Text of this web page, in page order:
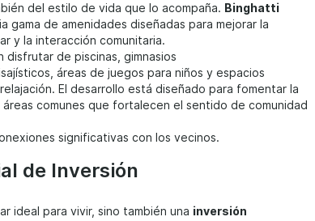
del estilo de vida que lo acompaña. Binghatti
gama de amenidades diseñadas para mejorar la
y la interacción comunitaria.
disfrutar de piscinas, gimnasios
áreas de juegos para niños y espacios
El desarrollo está diseñado para fomentar la
comunes que fortalecen el sentido de comunidad
significativas con los vecinos.
de Inversión
ideal para vivir, sino también una inversión